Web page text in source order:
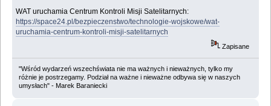
WAT uruchamia Centrum Kontroli Misji Satelitarnych:
https://space24.pl/bezpieczenstwo/technologie-wojskowe/wat-
uruchamia-centrum-kontroli-misji-satelitarnych
Zapisane
"Wśród wydarzeń wszechświata nie ma ważnych i nieważnych, tylko my
różnie je postrzegamy. Podział na ważne i nieważne odbywa się w naszych
umysłach" - Marek Baraniecki